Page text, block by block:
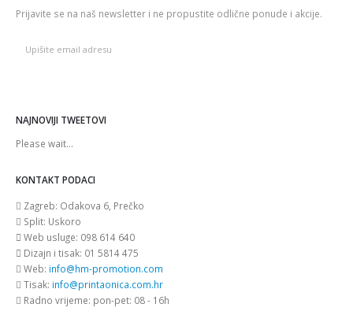
Prijavite se na naš newsletter i ne propustite odlične ponude i akcije.
NAJNOVIJI TWEETOVI
Please wait...
KONTAKT PODACI
Zagreb: Odakova 6, Prečko
Split: Uskoro
Web usluge: 098 614 640
Dizajn i tisak: 01 5814 475
Web: info@hm-promotion.com
Tisak: info@printaonica.com.hr
Radno vrijeme: pon-pet: 08 - 16h